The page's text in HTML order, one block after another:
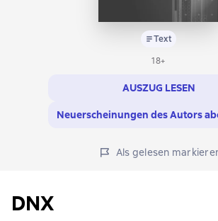
Text
18+
AUSZUG LESEN
Neuerscheinungen des Autors
Als gelesen
DNX